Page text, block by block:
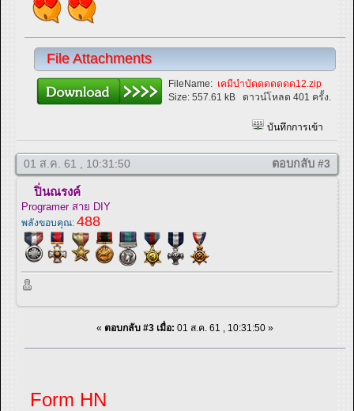
File Attachments
FileName: เคมีบำบัดดดดดดด12.zip
Size:557.61 kB ดาวน์โหลด 401 ครั้ง.
บันทึกการเข้า
01 ส.ค. 61 , 10:31:50 ตอบกลับ #3
ปิ่นณรงค์
Programer สาย DIY
พลังขอบคุณ: 488
« ตอบกลับ #3 เมื่อ: 01 ส.ค. 61 , 10:31:50 »
Form HN